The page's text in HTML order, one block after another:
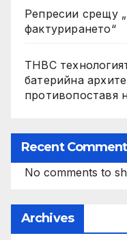
Репресии срещу
фактурирането“
THBC
батерийна
противопоставя
Recent
No comments to
Archives